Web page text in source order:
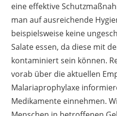
eine effektive
man auf ausreichende
beispielsweise keine
Salate essen, da diese mit
kontaminiert sein können.
vorab über die aktuellen
Malariaprophylaxe
Medikamente einnehmen.